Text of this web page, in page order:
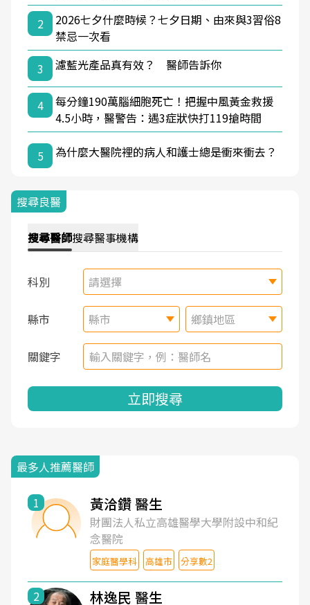
2
2026七夕什麼時候？七夕日期、由來與3習俗8
禁忌一次看
3
濾藍光產品真有效？ 醫師告訴你
4
每分鐘190萬腦細胞死亡！把握中風黃金救援
4.5小時，醫警告：遇3症狀快打119搶時間
5 為什麼大醫院裡的病人和護士總是衝來衝去？
搜尋良醫
搜尋醫師搜尋醫事機構
科別 請選擇
縣市 縣市 鄉鎮地區
關鍵字
立即搜尋
最多人推薦醫師
1 黃洽鑽 醫生
財團法人私立高雄醫學大學附設中和紀
念醫院
家庭醫學科 高雄市 分享數2
2 林逸民 醫生